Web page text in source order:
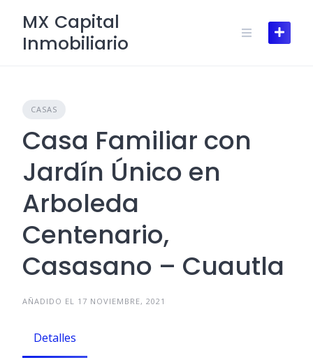
content
MX Capital
Inmobiliario
CASAS
Casa Familiar con
Jardín Único en
Arboleda
Centenario,
Casasano – Cuautla
AÑADIDO EL 17 NOVIEMBRE, 2021
Detalles